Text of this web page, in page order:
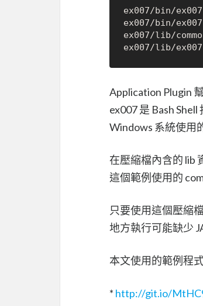
ex007/bin/ex007
ex007/bin/
ex007/lib/
Application Plugin
ex007 是 Bash
Windows 系統使用
在壓縮檔內含的 lib
這個範例使用的
只要使用這個壓縮
地方執行可能缺少
本文使用的範例程
* http://git.io/